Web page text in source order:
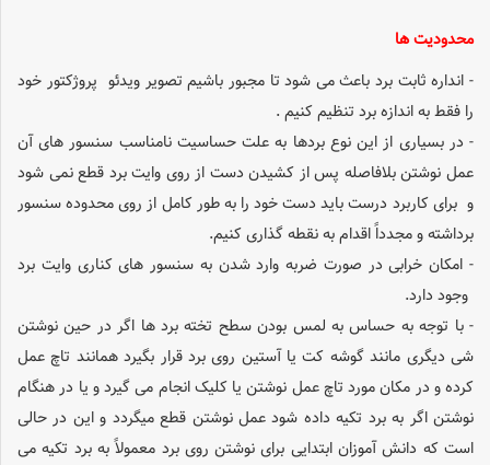
محدودیت ها
- انداره ثابت برد باعث می شود تا مجبور باشیم تصویر ویدئو پروژکتور خود
را فقط به اندازه برد تنظیم کنیم .
- در بسیاری از این نوع بردها به علت حساسیت نامناسب سنسور های آن
عمل نوشتن بلافاصله پس از کشیدن دست از روی وایت برد قطع نمی شود
و برای کاربرد درست باید دست خود را به طور کامل از روی محدوده سنسور
برداشته و مجدداً اقدام به نقطه گذاری کنیم.
- امکان خرابی در صورت ضربه وارد شدن به سنسور های کناری وایت برد
وجود دارد.
- با توجه به حساس به لمس بودن سطح تخته برد ها اگر در حین نوشتن
شی دیگری مانند گوشه کت یا آستین روی برد قرار بگیرد همانند تاچ عمل
کرده و در مکان مورد تاچ عمل نوشتن یا کلیک انجام می گیرد و یا در هنگام
نوشتن اگر به برد تکیه داده شود عمل نوشتن قطع میگردد و این در حالی
است که دانش آموزان ابتدایی برای نوشتن روی برد معمولاً به برد تکیه می